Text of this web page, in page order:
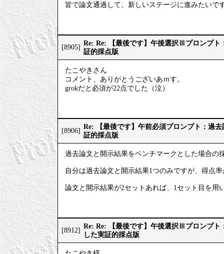
皆で論文通過して、新しいステージに進みたいで
[8905]
Re: Re: 【最後です】午後選択Ⅲプロンプト
証的採点版
たこやきさん
コメント、ありがとうございあｍす。
grokだと必須が22点でした（泣）
[8906]
Re: 【最後です】午前必須プロンプト：過
証的採点版
過去論文と開示結果をベンチマークとした場合の
自分は過去論文と開示結果1つのみですが、得点
論文と開示結果が2セットあれば、1セット目を
[8912]
Re: Re: 【最後です】午後選択Ⅲプロンプト
した実証的採点版